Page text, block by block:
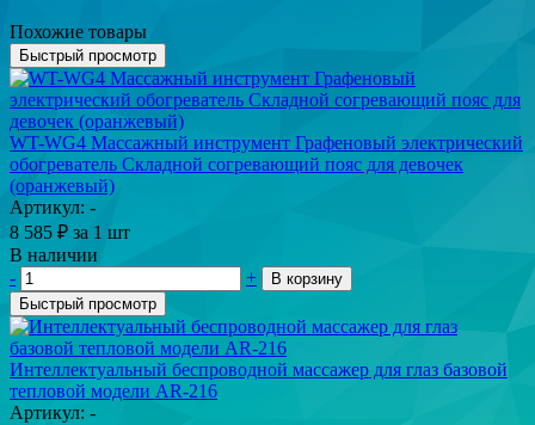
Похожие товары
Быстрый просмотр
WT-WG4 Массажный инструмент Графеновый электрический
обогреватель Складной согревающий пояс для девочек
(оранжевый)
Артикул: -
8 585 ₽ за 1 шт
В наличии
-
+
В корзину
Быстрый просмотр
Интеллектуальный беспроводной массажер для глаз базовой
тепловой модели AR-216
Артикул: -